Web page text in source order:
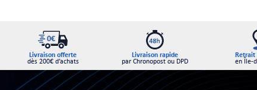
Livraison offerte
dès 200€ d’achats
Livraison rapide
par Chronopost ou DPD
Retrait
en Île-